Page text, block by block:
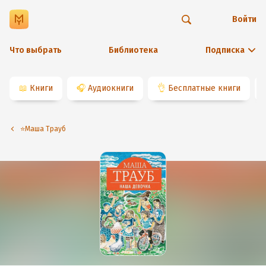
Что выбрать Библиотека Подписка
Войти
📖 Книги 🎧 Аудиокниги 👌 Бесплатные книги
⭐️Маша Трауб